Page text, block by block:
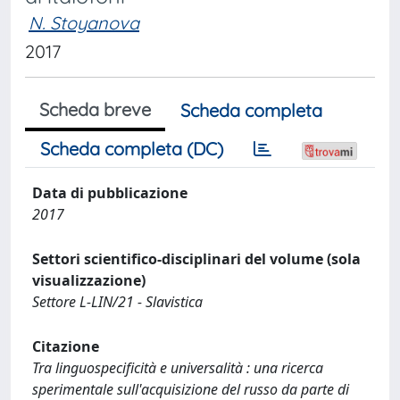
N. Stoyanova
2017
Scheda breve
Scheda completa
Scheda completa (DC)
Data di pubblicazione
2017
Settori scientifico-disciplinari del volume (sola
visualizzazione)
Settore L-LIN/21 - Slavistica
Citazione
Tra linguospecificità e universalità : una ricerca
sperimentale sull'acquisizione del russo da parte di